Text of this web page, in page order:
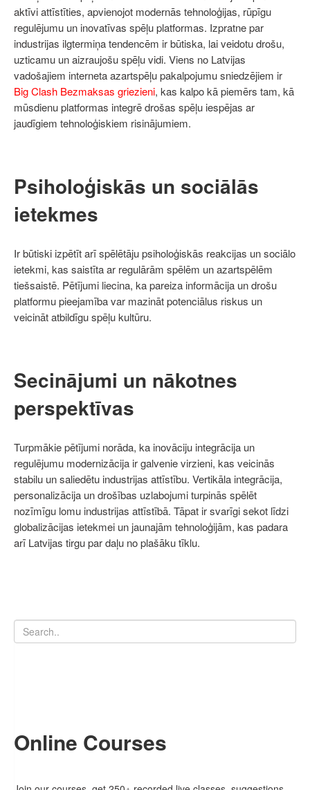
aktīvi attīstīties, apvienojot modernās tehnoloģijas, rūpīgu
regulējumu un inovatīvas spēļu platformas. Izpratne par
industrijas ilgtermiņa tendencēm ir būtiska, lai veidotu drošu,
uzticamu un aizraujošu spēļu vidi. Viens no Latvijas
vadošajiem interneta azartspēļu pakalpojumu sniedzējiem ir
Big Clash Bezmaksas griezieni, kas kalpo kā piemērs tam, kā
mūsdienu platformas integrē drošas spēļu iespējas ar
jaudīgiem tehnoloģiskiem risinājumiem.
Psiholoģiskās un sociālās
ietekmes
Ir būtiski izpētīt arī spēlētāju psiholoģiskās reakcijas un sociālo
ietekmi, kas saistīta ar regulārām spēlēm un azartspēlēm
tiešsaistē. Pētījumi liecina, ka pareiza informācija un drošu
platformu pieejamība var mazināt potenciālus riskus un
veicināt atbildīgu spēļu kultūru.
Secinājumi un nākotnes
perspektīvas
Turpmākie pētījumi norāda, ka inovāciju integrācija un
regulējumu modernizācija ir galvenie virzieni, kas veicinās
stabilu un saliedētu industrijas attīstību. Vertikāla integrācija,
personalizācija un drošības uzlabojumi turpinās spēlēt
nozīmīgu lomu industrijas attīstībā. Tāpat ir svarīgi sekot līdzi
globalizācijas ietekmei un jaunajām tehnoloģijām, kas padara
arī Latvijas tirgu par daļu no plašāku tīklu.
Online Courses